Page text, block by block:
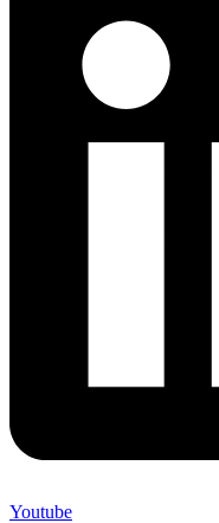
Youtube